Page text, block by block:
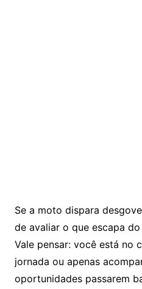
Se a moto dispara
de avaliar o que escapa
Vale pensar: você está no
jornada ou apenas
oportunidades passarem